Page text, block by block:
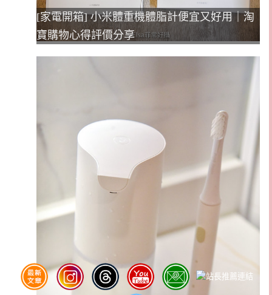
[家電開箱] 小米體重機體脂計便宜又好用｜淘
寶購物心得評價分享